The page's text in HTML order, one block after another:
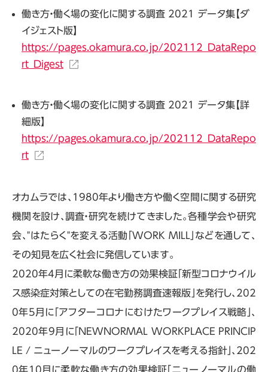
働き方・働く場の変化に関する調査 2021 データ集【ダ
イジェスト版】
https://pages.okamura.co.jp/202112_DataRepo
rt_Digest
働き方・働く場の変化に関する調査 2021 データ集【詳
細版】
https://pages.okamura.co.jp/202112_DataRepo
rt
オカムラでは、1980年より働き方や働く空間に関する研究
機関を設け、調査・研究を続けてきました。各種学会や研究
会、"はたらく"を変える活動「WORK MILL」などを通して、
その知見を広く社会に発信しています。
2020年4月に柔軟な働き方の効果検証「新型コロナウイル
ス感染症対策としての在宅勤務調査速報版」を発行し、202
0年5月に「アフターコロナにむけたワークプレイス戦略」、
2020年9月に「NEWNORMAL WORKPLACE PRINCIP
LE / ニューノーマルのワークプレイスを考える指針」、202
0年10月に柔軟な働き方の効果検証「ニューノーマルの働